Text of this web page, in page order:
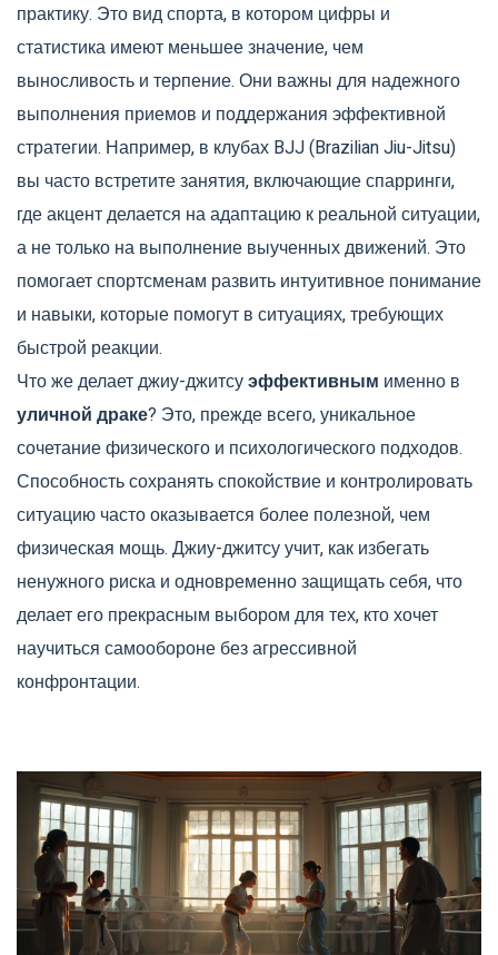
практику. Это вид спорта, в котором цифры и
статистика имеют меньшее значение, чем
выносливость и терпение. Они важны для надежного
выполнения приемов и поддержания эффективной
стратегии. Например, в клубах BJJ (Brazilian Jiu-Jitsu)
вы часто встретите занятия, включающие спарринги,
где акцент делается на адаптацию к реальной ситуации,
а не только на выполнение выученных движений. Это
помогает спортсменам развить интуитивное понимание
и навыки, которые помогут в ситуациях, требующих
быстрой реакции.
Что же делает джиу-джитсуэффективным именно в
уличной драке? Это, прежде всего, уникальное
сочетание физического и психологического подходов.
Способность сохранять спокойствие и контролировать
ситуацию часто оказывается более полезной, чем
физическая мощь. Джиу-джитсу учит, как избегать
ненужного риска и одновременно защищать себя, что
делает его прекрасным выбором для тех, кто хочет
научиться самообороне без агрессивной
конфронтации.